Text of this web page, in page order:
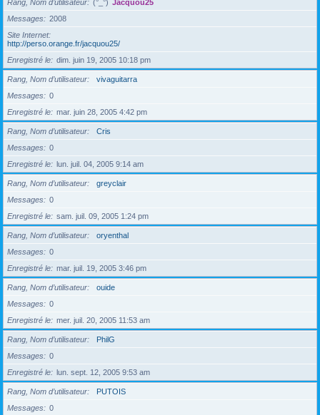
Rang, Nom d’utilisateur (°_°) Jacquou25
Messages
2008
Site Internet
http://perso.orange.fr/jacquou25/
Enregistré le
dim. juin 19, 2005 10:18 pm
Rang, Nom d’utilisateur
vivaguitarra
Messages
0
Enregistré le
mar. juin 28, 2005 4:42 pm
Rang, Nom d’utilisateur
Cris
Messages
0
Enregistré le
lun. juil. 04, 2005 9:14 am
Rang, Nom d’utilisateur
greyclair
Messages
0
Enregistré le
sam. juil. 09, 2005 1:24 pm
Rang, Nom d’utilisateur
oryenthal
Messages
0
Enregistré le
mar. juil. 19, 2005 3:46 pm
Rang, Nom d’utilisateur
ouide
Messages
0
Enregistré le
mer. juil. 20, 2005 11:53 am
Rang, Nom d’utilisateur
PhilG
Messages
0
Enregistré le
lun. sept. 12, 2005 9:53 am
Rang, Nom d’utilisateur
PUTOIS
Messages
0